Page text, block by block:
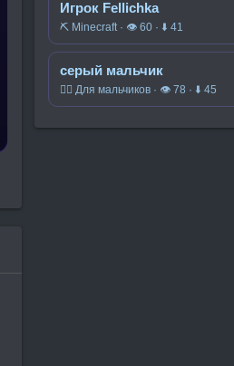
Игрок Fellichka
⛏️ Minecraft · 👁 60 · ⬇ 41
серый мальчик
🧍‍♂️ Для мальчиков · 👁 78 · ⬇ 45